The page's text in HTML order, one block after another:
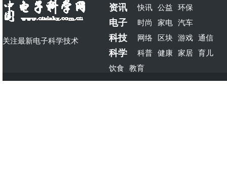
关注最新电子科学技术
资讯 快讯 公益 环保
电子 时尚 家电 汽车
科技 网络 区块 游戏 通信
科学 科普 健康 家居 育儿
饮食 教育